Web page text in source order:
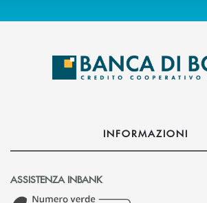
INFORMAZIONI
ASSISTENZA INBANK